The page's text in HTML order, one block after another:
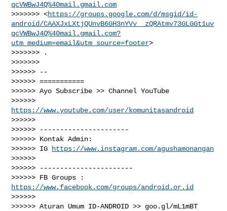
qcVWBwJ4Q%40mail.gmail.com
>>>>>>> <https://groups.google.com/d/msgid/id-
android/CAAXJxLXtjQUnvB6GH3nYVv__zQRAtmv73GLGGt1uv
qcVWBwJ4Q%40mail.gmail.com?
utm_medium=email&utm_source=footer>
>>>>>>> .
>>>>>>>
>>>>>> --
>>>>>> ===========
>>>>>> Ayo Subscribe >> Channel YouTube
https://www.youtube.com/user/komunitasandroid
>>>>>>
>>>>>> ----------------------
>>>>>> Kontak Admin:
>>>>>> IG
https://www.instagram.com/agushamonangan
>>>>>>
>>>>>> -----------------------
https://www.facebook.com/groups/android.or.id
>>>>>>
>>>>>> Aturan Umum ID-ANDROID >> goo.gl/mL1mBT